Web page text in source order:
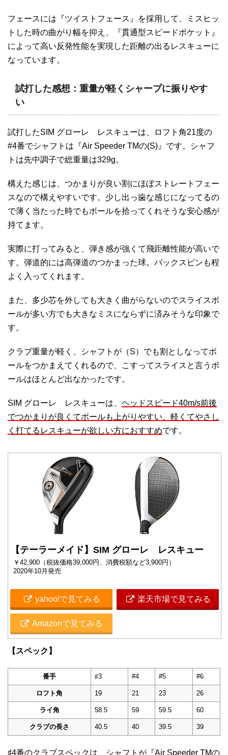
フェースには『ツイストフェース』を採用して、ミスヒッ
トした時の曲がり幅を抑え、『貫通型スピードポケット』
によって高い反発性能を実現した距離の出るレスキューに
なっています。
試打した感想：重量が軽くシャープに振りやす
い
試打したSIM グローレ レスキューは、ロフト角21度の
#4番でシャフトは『Air Speeder TMの(S)』です。シャフ
トは先中調子で総重量は329g。
構えた感じは、つかまりが良い割にほぼストレートフェー
スなので構えやすいです。少し出っ歯な感じになってるの
で薄く当たった時でもボールを拾ってくれそうな安心感が
持てます。
実際に打ってみると、弾き感が強くて飛距離性能が高いで
す。弾道的には高弾道のつかまった球。バックスピンも程
よく入ってくれます。
また、多少芯を外しても大きく曲がらないのでスライスボ
ールが多い方でも大きなミスにならずに済みそうな印象で
す。
クラブ重量が軽く、シャフトが（S）でも割としなってボ
ールをつかまえてくれるので、こすってスライスと言うボ
ールはほとんど出なかったです。
SIM グローレ レスキューは、 ヘッドスピード40m/s前後
でつかまりが良くてボールも上がりやすい、軽くてやさし
く打てるレスキューが欲しい方におすすめです。
【テーラーメイド】SIM グローレ レスキュー
￥42,900（税抜価格39,000円、消費税額など3,900円）
2020年10月発売
yahoo!で見てみる 楽天市場で見てみる
Amazonで見てみる
【スペック】
番手 ♯3 #4 #5 #6
ロフト角 19 21 23 26
ライ角 58.5 59 59.5 60
クラブの長さ 40.5 40 39.5 39
♯4番のクラブスペックは、シャフトが『Air Speeder TMの